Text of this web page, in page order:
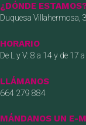
¿DÓNDE
Duquesa Villahermosa,
HORARIO
De L y V: 8 a 14 y de 17
LLÁMANOS
664 279 884
MÁNDANOS UN E-